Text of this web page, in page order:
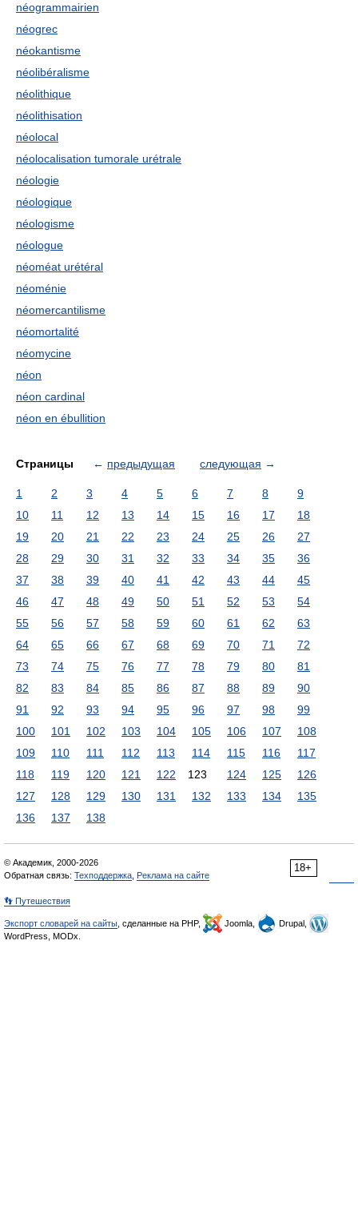
néogrammairien
néogrec
néokantisme
néolibéralisme
néolithique
néolithisation
néolocal
néolocalisation tumorale urétrale
néologie
néologique
néologisme
néologue
néoméat urétéral
néoménie
néomercantilisme
néomortalité
néomycine
néon
néon cardinal
néon en ébullition
Страницы ← предыдущая следующая →
1 2 3 4 5 6 7 8
9
10
11 12 13 14 15 16 17
18
19
20 21 22 23 24 25 26
27
28
29 30 31 32 33 34 35
36
37
38 39 40 41 42 43 44
45
46
47 48 49 50 51 52 53
54
55
56 57 58 59 60 61 62
63
64
65 66 67 68 69 70 71
72
73
74 75 76 77 78 79 80
81
82
83 84 85 86 87 88 89
90
91
92 93 94 95 96 97 98
99
100
101 102 103 104 105 106 107
108
109
110 111 112 113 114 115 116
117
118
119 120 121 122 123 124 125
126
127
128 129 130 131 132 133 134
135
136
137 138
18+
© Академик, 2000-2026
Обратная связь: Техподдержка Реклама на сайте
👣 Путешествия
Экспорт словарей на сайты , сделанные на PHP, Joomla,
Drupal,
WordPress, MODx.